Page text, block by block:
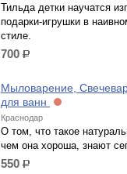
Тильда детки научатся
подарки-игрушки в
стиле.
700 р.
Мыловарение,
для ванн
Краснодар
О том, что такое
чем она хороша, знают
550 р.